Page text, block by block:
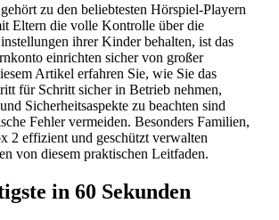
zu den beliebtesten Hörspiel-Playern
Eltern die volle Kontrolle über die
ihrer Kinder behalten, ist das
einrichten sicher von großer
Artikel erfahren Sie, wie Sie das
für Schritt sicher in Betrieb nehmen,
Sicherheitsaspekte zu beachten sind
Fehler vermeiden. Besonders Familien,
2 effizient und geschützt verwalten
von diesem praktischen Leitfaden.
in 60 Sekunden